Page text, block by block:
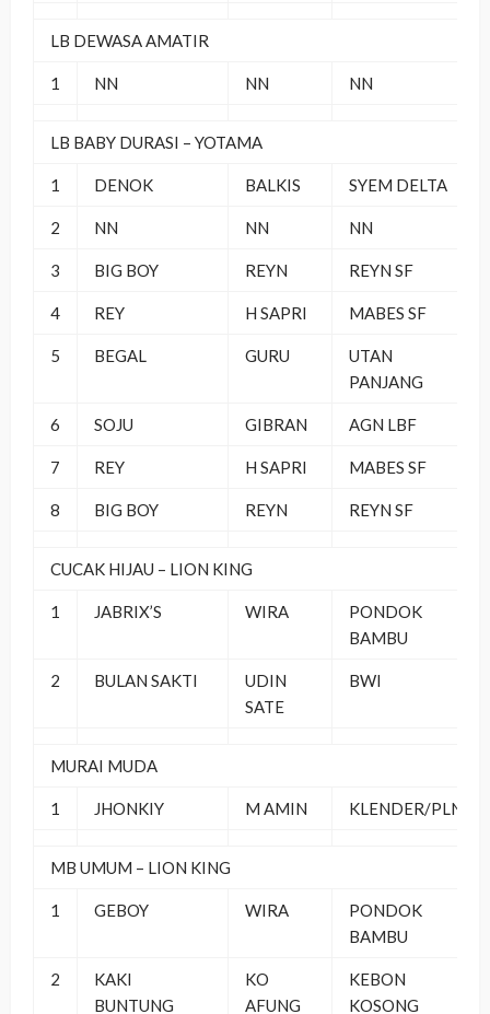
LB DEWASA AMATIR
1 NN NN NN
LB BABY DURASI – YOTAMA
1 DENOK BALKIS SYEM DELTA
2 NN NN NN
3 BIG BOY REYN REYN SF
4 REY H SAPRI MABES SF
5 BEGAL GURU
UTAN
PANJANG
6 SOJU GIBRAN AGN LBF
7 REY H SAPRI MABES SF
8 BIG BOY REYN REYN SF
CUCAK HIJAU – LION KING
1 JABRIX’S WIRA
PONDOK
BAMBU
2 BULAN SAKTI
UDIN
SATE
BWI
MURAI MUDA
1 JHONKIY M AMIN KLENDER/PLN
MB UMUM – LION KING
1 GEBOY WIRA
PONDOK
BAMBU
2
KAKI
BUNTUNG
KO
AFUNG
KEBON
KOSONG